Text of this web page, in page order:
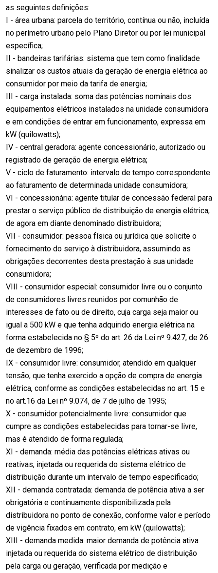
as seguintes definições:
I - área urbana: parcela do território, contínua ou não, incluída
no perímetro urbano pelo Plano Diretor ou por lei municipal
específica;
II - bandeiras tarifárias: sistema que tem como finalidade
sinalizar os custos atuais da geração de energia elétrica ao
consumidor por meio da tarifa de energia;
III - carga instalada: soma das potências nominais dos
equipamentos elétricos instalados na unidade consumidora
e em condições de entrar em funcionamento, expressa em
kW (quilowatts);
IV - central geradora: agente concessionário, autorizado ou
registrado de geração de energia elétrica;
V - ciclo de faturamento: intervalo de tempo correspondente
ao faturamento de determinada unidade consumidora;
VI - concessionária: agente titular de concessão federal para
prestar o serviço público de distribuição de energia elétrica,
de agora em diante denominado distribuidora;
VII - consumidor: pessoa física ou jurídica que solicite o
fornecimento do serviço à distribuidora, assumindo as
obrigações decorrentes desta prestação à sua unidade
consumidora;
VIII - consumidor especial: consumidor livre ou o conjunto
de consumidores livres reunidos por comunhão de
interesses de fato ou de direito, cuja carga seja maior ou
igual a 500 kW e que tenha adquirido energia elétrica na
forma estabelecida no § 5º do art. 26 da Lei nº 9.427, de 26
de dezembro de 1996;
IX - consumidor livre: consumidor, atendido em qualquer
tensão, que tenha exercido a opção de compra de energia
elétrica, conforme as condições estabelecidas no art. 15 e
no art.16 da Lei nº 9.074, de 7 de julho de 1995;
X - consumidor potencialmente livre: consumidor que
cumpre as condições estabelecidas para tornar-se livre,
mas é atendido de forma regulada;
XI - demanda: média das potências elétricas ativas ou
reativas, injetada ou requerida do sistema elétrico de
distribuição durante um intervalo de tempo especificado;
XII - demanda contratada: demanda de potência ativa a ser
obrigatória e continuamente disponibilizada pela
distribuidora no ponto de conexão, conforme valor e período
de vigência fixados em contrato, em kW (quilowatts);
XIII - demanda medida: maior demanda de potência ativa
injetada ou requerida do sistema elétrico de distribuição
pela carga ou geração, verificada por medição e